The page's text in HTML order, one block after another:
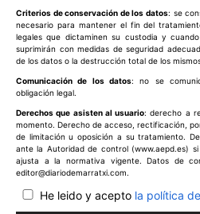
Criterios de conservación de los datos: se
necesario para mantener el fin del
legales que dictaminen su custodia y
suprimirán con medidas de seguridad
de los datos o la destrucción total de los
Comunicación de los datos: no se
obligación legal.
Derechos que asisten al usuario: derecho a
momento. Derecho de acceso, rectificación,
de limitación u oposición a su tratamiento.
ante la Autoridad de control (www.aepd.es)
ajusta a la normativa vigente. Datos de
editor@diariodemarratxi.com.
He leido y acepto la política